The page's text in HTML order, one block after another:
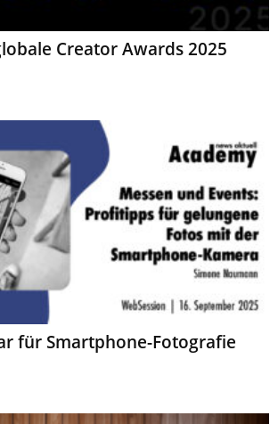
Creator Awards 2025
für Smartphone-Fotografie